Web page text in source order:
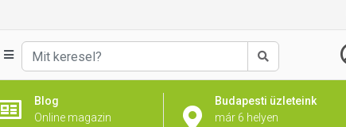
Keresés
Blog
Online magazin
Budapesti üzleteink
már 6 helyen